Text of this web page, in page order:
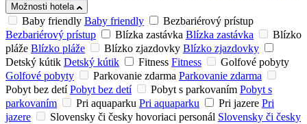
Možnosti hotela
Baby friendly Baby friendly
Bezbariérový prístup
Bezbariérový prístup
Blízka zastávka Blízka zastávka
Blízko
pláže Blízko pláže Blízko zjazdovky Blízko zjazdovky
Detský kútik Detský kútik Fitness Fitness
Golfové pobyty
Golfové pobyty
Parkovanie zdarma Parkovanie zdarma
Pobyt bez detí Pobyt bez detí Pobyt s parkovaním Pobyt s
parkovaním
Pri aquaparku Pri aquaparku Pri jazere Pri
jazere
Slovensky či česky hovoriaci personál Slovensky či česky